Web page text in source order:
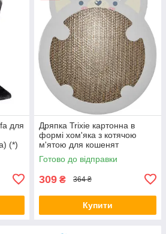
для
(*)
Дряпка Trixie картонна в
формі хом'яка з котячою
м'ятою для кошенят
31х2,5х32,5 см світло-сіра (*)
Готово до відправки
309 ₴ 364 ₴
Купити